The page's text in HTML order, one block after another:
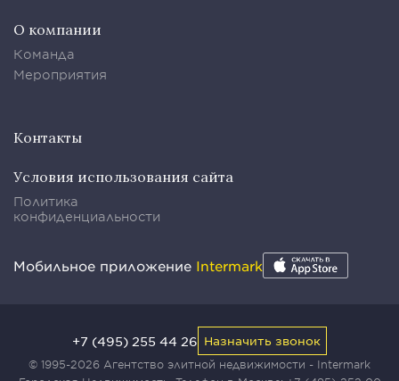
О компании
Команда
Мероприятия
Контакты
Условия использования сайта
Политика
конфиденциальности
Мобильное приложение Intermark
© 1995-2026 Агентство элитной недвижимости - Intermark
+7 (495) 255 44 26 Назначить звонок